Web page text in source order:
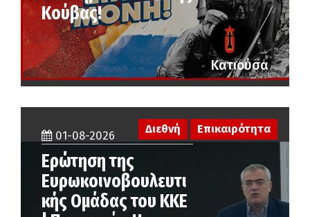
Κούβας!
Κατιούσα
01-08-2026
Ερώτηση της
Ευρωκοινοβουλευτι
κής Ομάδας του ΚΚΕ
Διεθνή Επικαιρότητα